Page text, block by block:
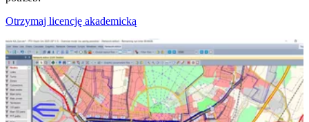
Otrzymaj licencję akademicką